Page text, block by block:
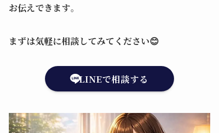
お伝えできます。
まずは気軽に相談してみてください😊
LINEで相談する